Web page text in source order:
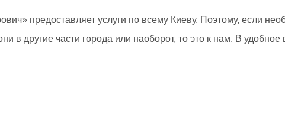
предоставляет услуги по всему Киеву. Поэтому, если
в другие части города или наоборот, то это к нам. В